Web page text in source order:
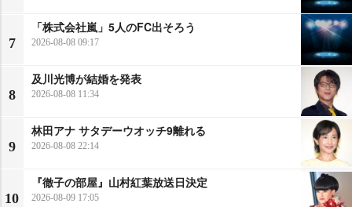
7
「株式会社嵐」5人のFC出そろう
2026-08-08 09:17
8
及川光博が結婚を発表
2026-08-08 11:34
9
林田アナ サタデーウオッチ9離れる
2026-08-08 22:14
10
『徹子の部屋』山村紅葉放送日決定
2026-08-09 17:05